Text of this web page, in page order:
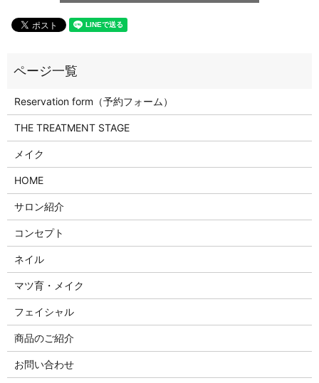
Reservation form（予約フォーム）
THE TREATMENT STAGE
メイク
HOME
サロン紹介
コンセプト
ネイル
マツ育・メイク
フェイシャル
商品のご紹介
お問い合わせ